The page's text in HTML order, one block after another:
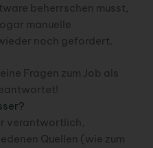
beherrschen musst,
manuelle
noch gefordert.
Fragen zum Job als
verantwortlich,
Quellen (wie zum